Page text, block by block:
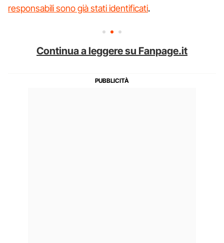
responsabili sono già stati identificati.
Continua a leggere su Fanpage.it